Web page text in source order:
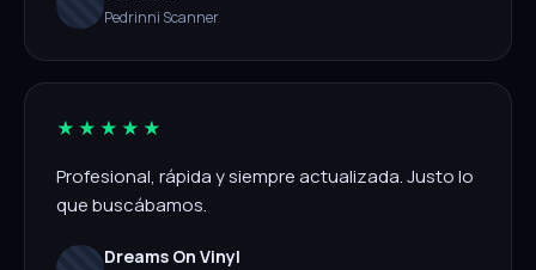
Pedrinni Scanner
★★★★★
Profesional, rápida y siempre actualizada. Justo lo
que buscábamos.
Dreams On Vinyl